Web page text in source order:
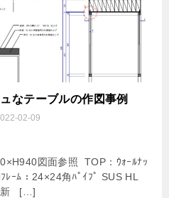
なテーブルの作図事例
02-09
図面参照 TOP：ｳｫｰﾙﾅｯ
ﾚｰﾑ：24×24角ﾊﾟｲﾌﾟ SUS HL
新 […]